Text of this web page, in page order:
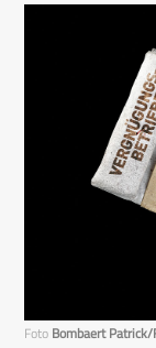
Foto Bombaert